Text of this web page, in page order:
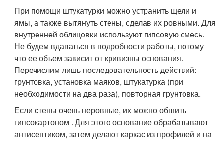
При помощи штукатурки можно устранить щели и
ямы, а также вытянуть стены, сделав их ровными. Для
внутренней облицовки используют гипсовую смесь.
Не будем вдаваться в подробности работы, потому
что ее объем зависит от кривизны основания.
Перечислим лишь последовательность действий:
грунтовка, установка маяков, штукатурка (при
необходимости на два раза), повторная грунтовка.
Если стены очень неровные, их можно обшить
гипсокартоном . Для этого основание обрабатывают
антисептиком, затем делают каркас из профилей и на